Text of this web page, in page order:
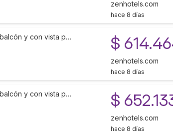
zenhotels.com
hace 8 días
y con vista p…
$
zenhotels.com
hace 8 días
y con vista p…
$
zenhotels.com
hace 8 días